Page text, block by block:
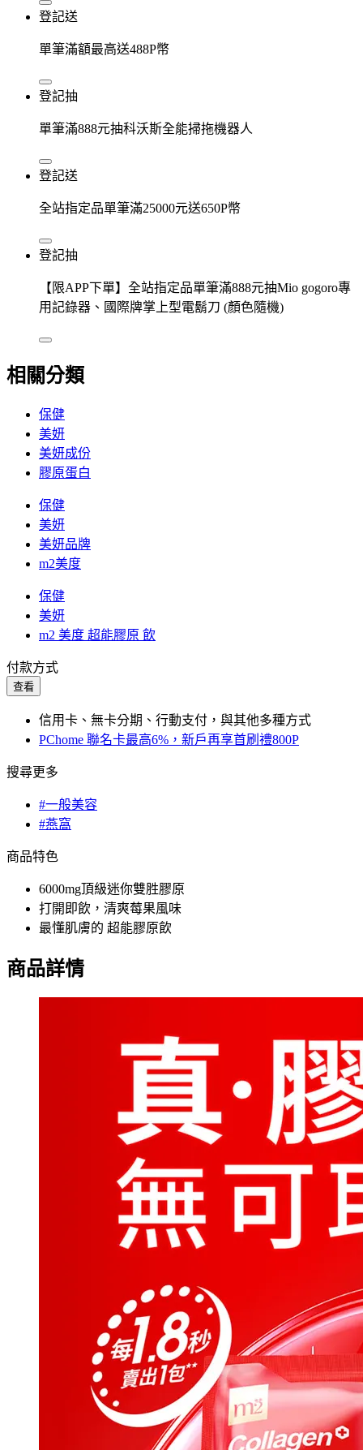
登記送
單筆滿額最高送488P幣
登記抽
單筆滿888元抽科沃斯全能掃拖機器人
登記送
全站指定品單筆滿25000元送650P幣
登記抽
【限APP下單】全站指定品單筆滿888元抽Mio gogoro專
用記錄器、國際牌掌上型電鬍刀 (顏色隨機)
相關分類
保健
美妍
美妍成份
膠原蛋白
保健
美妍
美妍品牌
m2美度
保健
美妍
m2 美度 超能膠原 飲
付款方式
查看
信用卡、無卡分期、行動支付，與其他多種方式
PChome 聯名卡最高6%，新戶再享首刷禮800P
搜尋更多
#一般美容
#燕窩
商品特色
6000mg頂級迷你雙胜膠原
打開即飲，清爽莓果風味
最懂肌膚的 超能膠原飲
商品詳情